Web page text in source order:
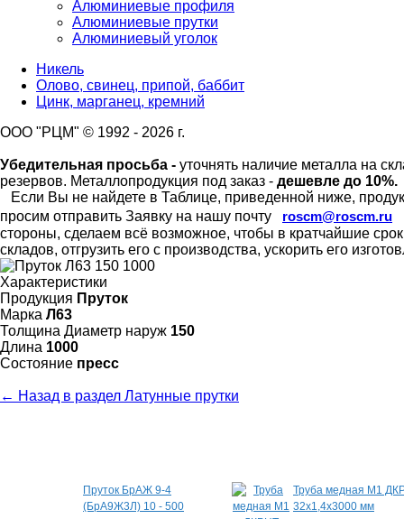
Алюминиевые профиля
Алюминиевые прутки
Алюминиевый уголок
Никель
Олово, свинец, припой, баббит
Цинк, марганец, кремний
ООО "РЦМ" © 1992 - 2026 г.
Убедительная просьба - уточнять наличие металла на
резервов. Металлопродукция под заказ - дешевле до 10%.
Если Вы не найдете в Таблице, приведенной ниже,
просим отправить Заявку на нашу почту
roscm@roscm.ru
стороны, сделаем всё возможное, чтобы в кратчайшие
складов, отгрузить его с производства, ускорить его
Характеристики
Продукция Пруток
Марка Л63
Толщина Диаметр наруж 150
Длина 1000
Состояние пресс
← Назад в раздел Латунные прутки
Пруток БрАЖ 9-4
(БрА9Ж3Л) 10 - 500
Труба медная М1
32х1,4х3000 мм